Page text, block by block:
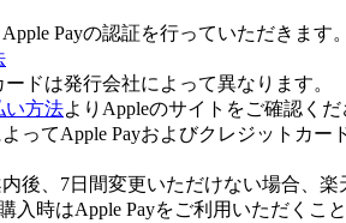
Payの認証を行っていただきます。
ドは発行会社によって異なります。
い方法よりAppleのサイトをご確認くだ
ってApple Payおよびクレジットカ
後、7日間変更いただけない場合、
入時はApple Payをご利用いただくこ